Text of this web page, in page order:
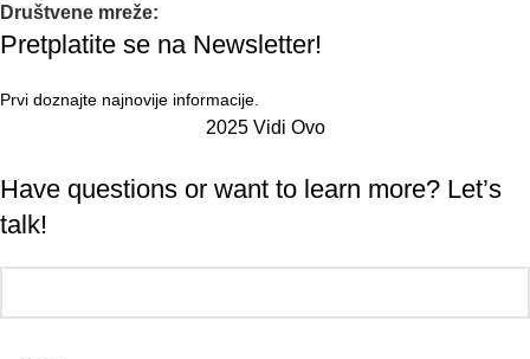
Društvene mreže:
Pretplatite se na Newsletter!
Prvi doznajte najnovije informacije.
2025 Vidi Ovo
Have questions or want to learn more? Let’s
talk!